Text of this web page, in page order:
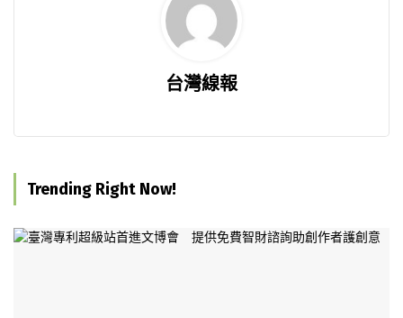
台灣線報
Trending Right Now!